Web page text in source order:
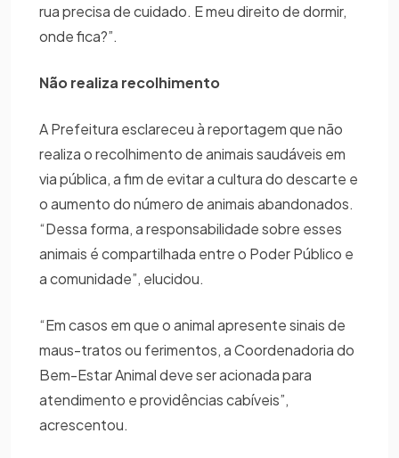
rua precisa de cuidado. E meu direito de dormir,
onde fica?”.
Não realiza recolhimento
A Prefeitura esclareceu à reportagem que não
realiza o recolhimento de animais saudáveis em
via pública, a fim de evitar a cultura do descarte e
o aumento do número de animais abandonados.
“Dessa forma, a responsabilidade sobre esses
animais é compartilhada entre o Poder Público e
a comunidade”, elucidou.
“Em casos em que o animal apresente sinais de
maus-tratos ou ferimentos, a Coordenadoria do
Bem-Estar Animal deve ser acionada para
atendimento e providências cabíveis”,
acrescentou.